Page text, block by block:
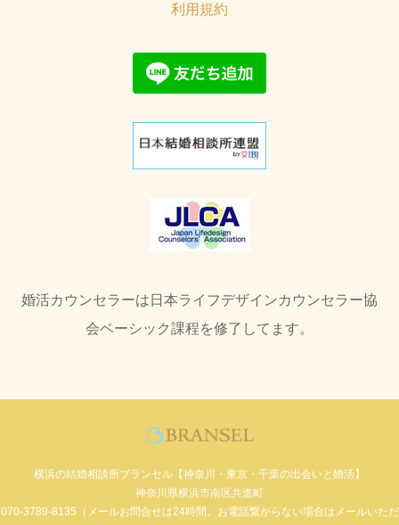
利用規約
婚活カウンセラーは日本ライフデザインカウンセラー協
会ベーシック課程を修了してます。
横浜の結婚相談所ブランセル【神奈川・東京・千葉の出会いと婚活】
神奈川県横浜市南区共進町
070-3789-8135（メールお問合せは24時間。お電話繋がらない場合はメールいただ